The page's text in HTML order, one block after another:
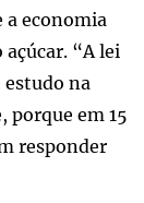
a economia
“A lei
na
porque em 15
responder